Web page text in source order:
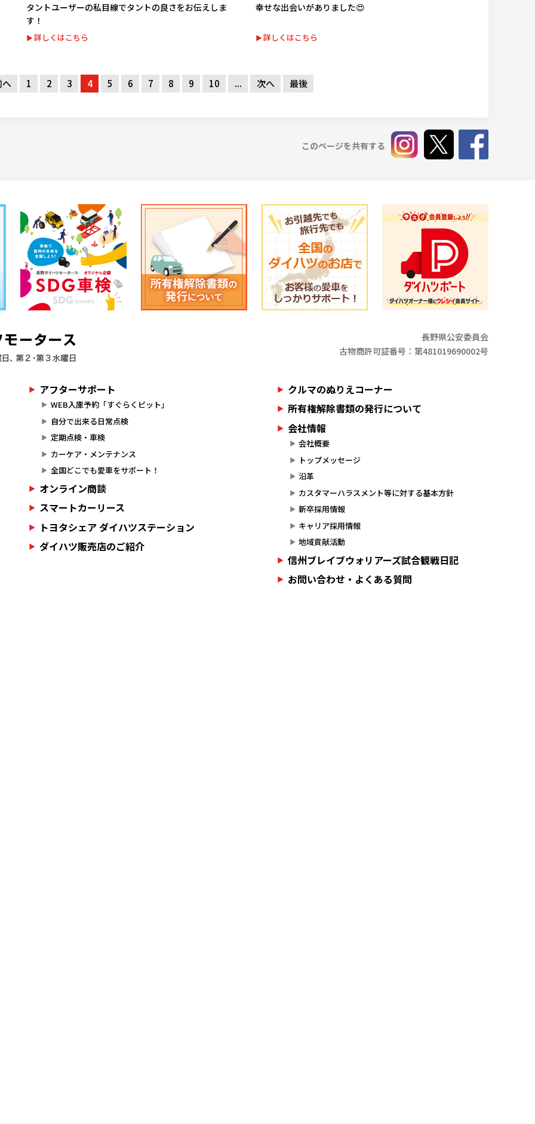
タントユーザーの私目線でタントの良さをお伝えしま
す！
詳しくはこちら
幸せな出会いがありました😍
詳しくはこちら
1 2 3 4 5 6 7 8 9 10 ... 次へ 最後
このページを共有する
長野県公安委員会
古物商許可証番号：第481019690002号
アフターサポート
WEB入庫予約「すぐらくピット」
自分で出来る日常点検
定期点検・車検
カーケア・メンテナンス
全国どこでも愛車をサポート！
オンライン商談
スマートカーリース
トヨタシェア ダイハツステーション
ダイハツ販売店のご紹介
クルマのぬりえコーナー
所有権解除書類の発行について
会社情報
会社概要
トップメッセージ
沿革
カスタマーハラスメント等に対する基本方針
新卒採用情報
キャリア採用情報
地域貢献活動
信州ブレイブウォリアーズ試合観戦日記
お問い合わせ・よくある質問